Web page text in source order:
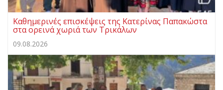
Καθημερινές επισκέψεις της Κατερίνας Παπακώστα
στα ορεινά χωριά των Τρικάλων
09.08.2026